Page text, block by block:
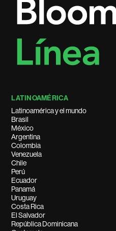
LATINOAMÉRICA
Latinoamérica y el mundo
Brasil
México
Argentina
Colombia
Venezuela
Chile
Perú
Ecuador
Panamá
Uruguay
Costa Rica
El Salvador
República Dominicana